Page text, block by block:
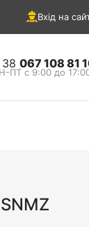
Вхід на
067 108 81
ПТ с 9:00 до